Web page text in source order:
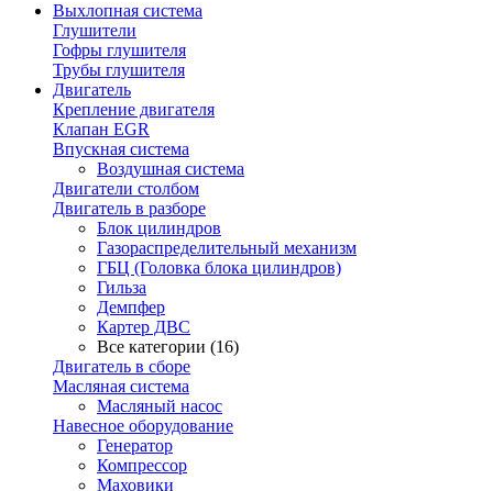
Выхлопная система
Глушители
Гофры глушителя
Трубы глушителя
Двигатель
Крепление двигателя
Клапан EGR
Впускная система
Воздушная система
Двигатели столбом
Двигатель в разборе
Блок цилиндров
Газораспределительный механизм
ГБЦ (Головка блока цилиндров)
Гильза
Демпфер
Картер ДВС
Все категории (16)
Двигатель в сборе
Масляная система
Масляный насос
Навесное оборудование
Генератор
Компрессор
Маховики